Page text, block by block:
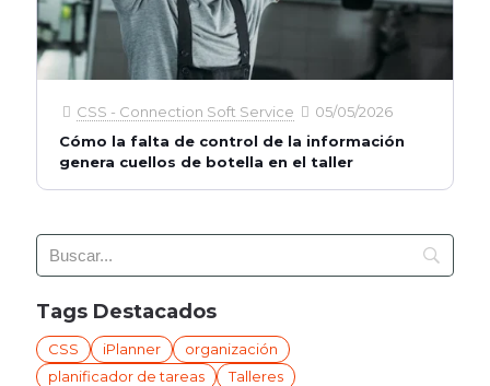
CSS - Connection Soft Service
05/05/2026
Cómo la falta de control de la información
genera cuellos de botella en el taller
Tags Destacados
CSS iPlanner
organización
planificador de tareas
Talleres